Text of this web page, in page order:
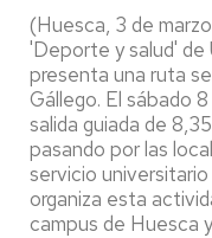
(Huesca, 3 de
'Deporte y salud' de
presenta una ruta
Gállego. El sábado
salida guiada de
pasando por las
servicio
organiza esta
campus de Huesca